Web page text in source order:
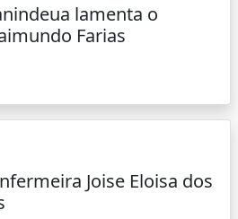
lamenta o
Farias
Joise Eloisa dos